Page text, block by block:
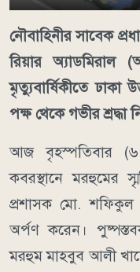
নৌবাহিনীর সাবেক
রিয়ার
মৃত্যুবার্ষিকীতে ঢাকা
পক্ষ থেকে গভীর শ্রদ্ধা
আজ বৃহস্পতিবার
কবরস্থানে মরহুমের
প্রশাসক মো. শফিকুল
অর্পণ করেন।
মরহুম মাহবুব আলী